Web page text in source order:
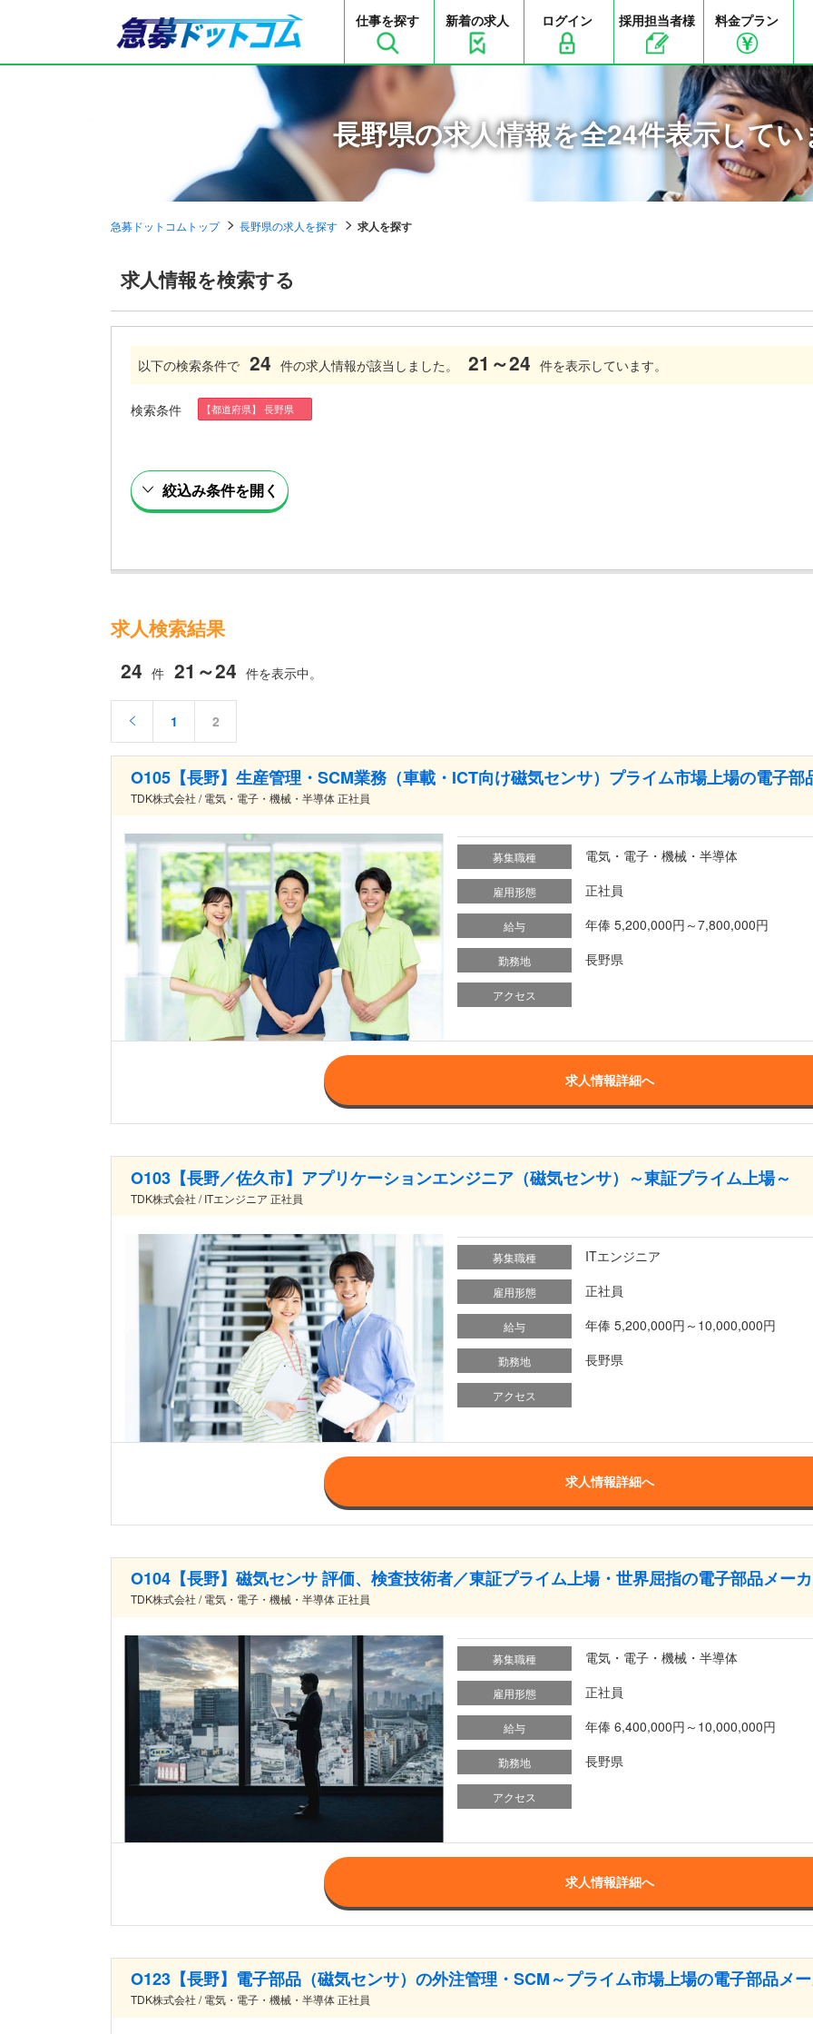
仕事を探す 新着の求人 ログイン 採用担当者様 料金プラン
長野県の求人情報を全24件表示して
急募ドットコムトップ 長野県の求人を探す 求人を探す
求人情報を検索する
以下の検索条件で 24 件の求人情報が該当しました。 21～24 件を表示しています。
検索条件 【都道府県】 長野県
絞込み条件を開く
求人検索結果
24 件 21～24 件を表示中。
1 2
O105【長野】生産管理・SCM業務（車載・ICT向け磁気センサ）プライム市場上場の電子部
TDK株式会社 / 電気・電子・機械・半導体 正社員
募集職種 電気・電子・機械・半導体
雇用形態 正社員
給与 年俸 5,200,000円～7,800,000円
勤務地 長野県
アクセス
求人情報詳細へ
O103【長野／佐久市】アプリケーションエンジニア（磁気センサ）～東証プライム上場～
TDK株式会社 / ITエンジニア 正社員
募集職種 ITエンジニア
雇用形態 正社員
給与 年俸 5,200,000円～10,000,000円
勤務地 長野県
アクセス
求人情報詳細へ
O104【長野】磁気センサ 評価、検査技術者／東証プライム上場・世界屈指の電子部品メー
TDK株式会社 / 電気・電子・機械・半導体 正社員
募集職種 電気・電子・機械・半導体
雇用形態 正社員
給与 年俸 6,400,000円～10,000,000円
勤務地 長野県
アクセス
求人情報詳細へ
O123【長野】電子部品（磁気センサ）の外注管理・SCM～プライム市場上場の電子部品メ
TDK株式会社 / 電気・電子・機械・半導体 正社員